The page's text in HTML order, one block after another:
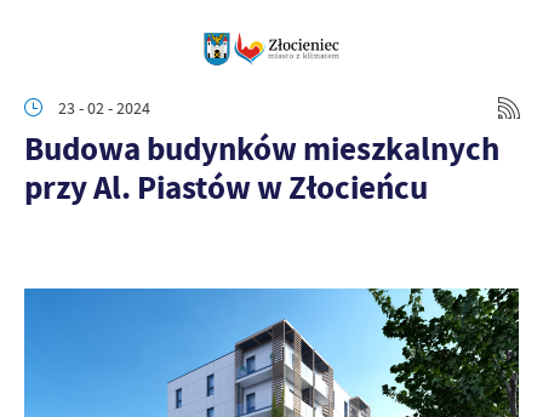
23 - 02 - 2024
Budowa budynków mieszkalnych
przy Al. Piastów w Złocieńcu